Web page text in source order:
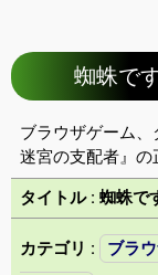
蜘蛛で
ブラウザゲーム、
迷宮の支配者』の
タイトル : 蜘蛛で
カテゴリ : ブラ